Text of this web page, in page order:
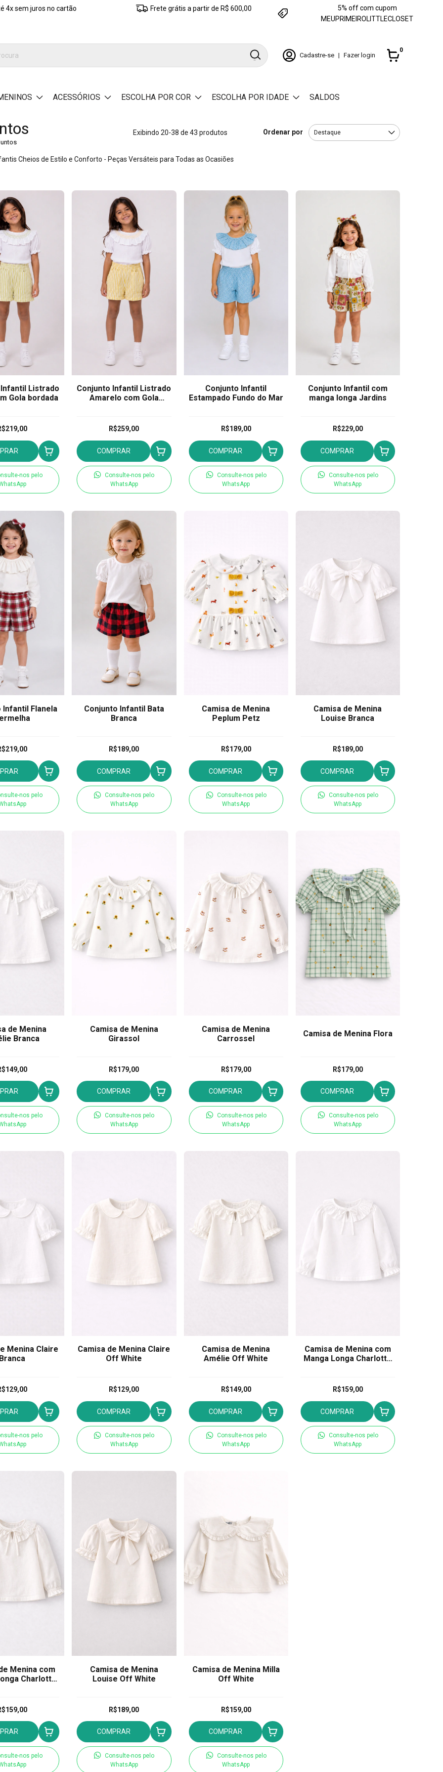
4x sem juros no cartão Frete grátis a partir de R$ 600,00
5% off com cupom
MEUPRIMEIROLITTLECLOSET
Cadastre-se | Fazer login
0
ACESSÓRIOS ESCOLHA POR COR ESCOLHA POR IDADE SALDOS
Exibindo 20-38 de 43 produtos Ordenar por
Cheios de Estilo e Conforto - Peças Versáteis para Todas as Ocasiões
Listrado
Gola bordada
nos pelo
Conjunto Infantil Listrado
Amarelo com Gola
R$259,00
COMPRAR
Consulte-nos pelo
WhatsApp
Conjunto Infantil
Estampado Fundo do Mar
R$189,00
COMPRAR
Consulte-nos pelo
WhatsApp
Conjunto Infantil com
manga longa Jardins
R$229,00
COMPRAR
Consulte-nos pelo
WhatsApp
Infantil Flanela
nos pelo
Conjunto Infantil Bata
Branca
R$189,00
COMPRAR
Consulte-nos pelo
WhatsApp
Camisa de Menina
Peplum Petz
R$179,00
COMPRAR
Consulte-nos pelo
WhatsApp
Camisa de Menina
Louise Branca
R$189,00
COMPRAR
Consulte-nos pelo
WhatsApp
de Menina
Branca
nos pelo
Camisa de Menina
Girassol
R$179,00
COMPRAR
Consulte-nos pelo
WhatsApp
Camisa de Menina
Carrossel
R$179,00
COMPRAR
Consulte-nos pelo
WhatsApp
Camisa de Menina Flora
R$179,00
COMPRAR
Consulte-nos pelo
WhatsApp
Menina Claire
nos pelo
Camisa de Menina Claire
Off White
R$129,00
COMPRAR
Consulte-nos pelo
WhatsApp
Camisa de Menina
Amélie Off White
R$149,00
COMPRAR
Consulte-nos pelo
WhatsApp
Camisa de Menina com
Manga Longa Charlotte
R$159,00
COMPRAR
Consulte-nos pelo
WhatsApp
Menina com
Charlotte
nos pelo
Camisa de Menina
Louise Off White
R$189,00
COMPRAR
Consulte-nos pelo
WhatsApp
Camisa de Menina Milla
Off White
R$159,00
COMPRAR
Consulte-nos pelo
WhatsApp